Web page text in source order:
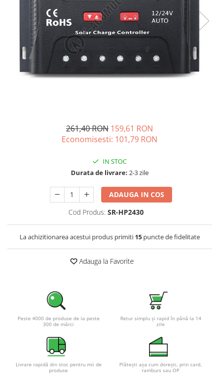
Incarcatoare acumulatori
Panouri fotovoltaice si accesorii
Panouri fotovoltaice
Sisteme prindere panouri
fotovoltaice
Accesorii
Invertoare Off-grid
Controlere solare
Convertoare de tensiune
Sisteme de stocare energie
Sisteme de Stocare Comerciale
Sisteme fotovoltaice complete
Sisteme fotovoltaice profesionale
Pachete sisteme fotovoltaice
Statii de incarcare vehicule
Statii de incarcare
Cabluri de incarcare vehicule
261,40 RON 159,61 RON
Economisesti: 101,79 RON
IN STOC
Durata de livrare: 2-3 zile
ADAUGA IN COS
Cod Produs: SR-HP2430
La achizitionarea acestui produs primiti 15puncte de fidelitate
Adauga la Favorite
Peste 4000 de produse de la peste
300 de mărci
Retur simplu și rapid în până la 14
zile
Livrare rapidă din stoc pentru mii de
produse
Plătești așa cum dorești, prin card,
ramburs sau OP